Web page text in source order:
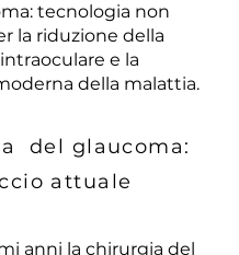
tecnologia non
la riduzione della
e la
della malattia.
del glaucoma:
attuale
anni la chirurgia del